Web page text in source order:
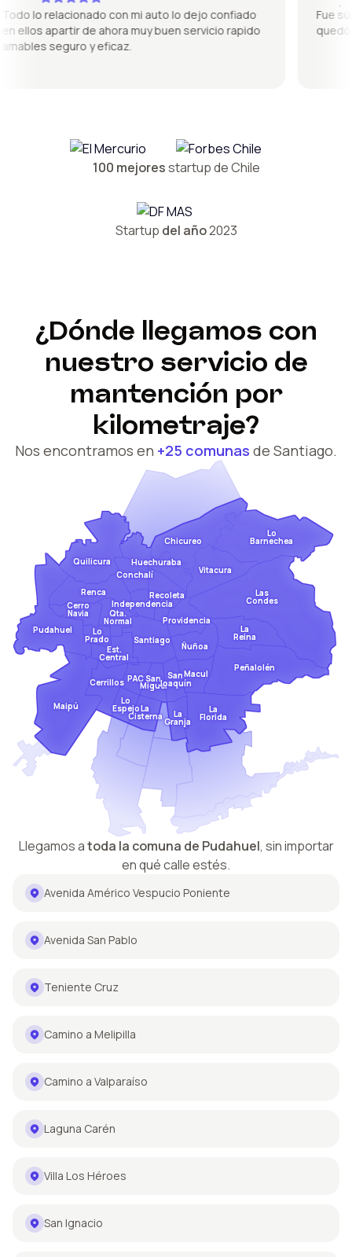
lo relacionado con mi auto lo dejo confiado
ellos apartir de ahora muy buen servicio rapido
seguro y eficaz.
Fue
quedó
100 mejoresstartup de Chile
Startup del año2023
Chicureo
Maipú
Cerrillos
Est.
Central
Pudahuel Lo
Prado
Cerro
Navia
Santiago
Renca
Qta.
Normal
Recoleta
Independencia
Quilicura
Conchalí
La
Cisterna
Lo
Espejo
PACSan
Miguel
La
Granja
San
Joaquín
Providencia
Ñuñoa
La
Reina
Macul
La
Florida
Peñalolén
Las
Condes
Vitacura
Lo
Barnechea
Huechuraba
¿Dónde llegamos con
nuestro servicio de
mantención por
kilometraje?
Nos encontramos en +25 comunas de Santiago.
Llegamos atoda la comuna de Pudahuel, sin importar
en qué calle estés.
Avenida Américo Vespucio Poniente
Avenida San Pablo
Teniente Cruz
Camino a Melipilla
Camino a Valparaíso
Laguna Carén
Villa Los Héroes
San Ignacio